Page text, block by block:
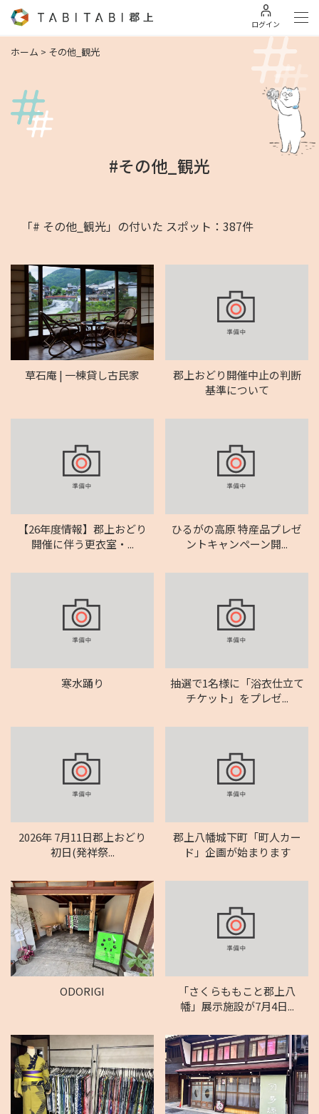
ログイン
ホーム > その他_観光
#その他_観光
「# その他_観光」の付いた スポット：387件
草石庵 | 一棟貸し古民家
郡上おどり開催中止の判断
基準について
【26年度情報】郡上おどり
開催に伴う更衣室・...
ひるがの高原 特産品プレゼ
ントキャンペーン開...
寒水踊り
抽選で1名様に「浴衣仕立て
チケット」をプレゼ...
2026年 7月11日郡上おどり
初日(発祥祭...
郡上八幡城下町「町人カー
ド」企画が始まります
ODORIGI
「さくらももこと郡上八
幡」展示施設が7月4日...